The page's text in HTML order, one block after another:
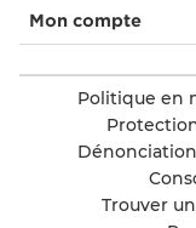
Mon compte
Politique en
Trouver